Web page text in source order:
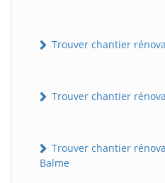
Trouver chantier
Trouver chantier
Trouver chantier
Balme